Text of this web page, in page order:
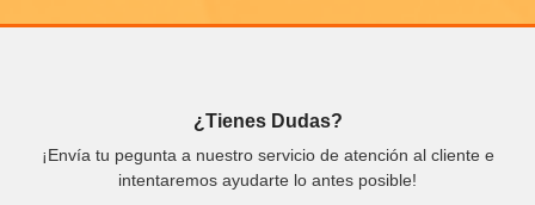
¿Tienes Dudas?
¡Envía tu pegunta a nuestro servicio de atención al cliente e
intentaremos ayudarte lo antes posible!